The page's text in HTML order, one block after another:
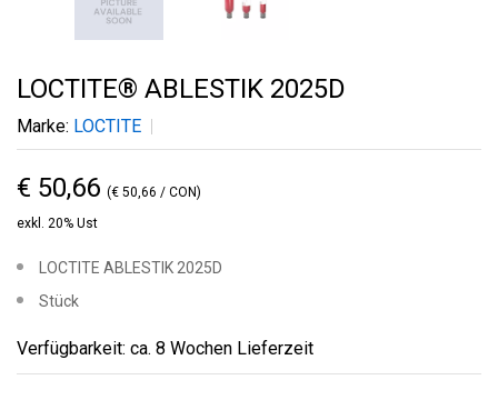
LOCTITE® ABLESTIK 2025D
Marke: LOCTITE
€ 50,66 (€ 50,66 / CON)
exkl. 20% Ust
LOCTITE ABLESTIK 2025D
Stück
Verfügbarkeit: ca. 8 Wochen Lieferzeit